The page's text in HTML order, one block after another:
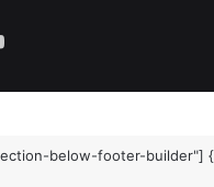
YouTube
below-footer-builder"] {